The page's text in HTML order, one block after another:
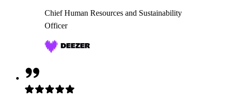
Chief Human Resources and Sustainability
Officer